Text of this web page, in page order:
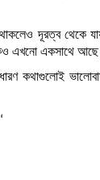
দূরত্ব থেকে
এখনো একসাথে
কথাগুলোই